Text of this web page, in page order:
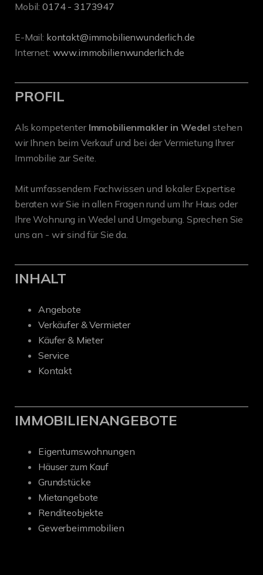
Mobil: 0174 - 3173947
E-Mail: kontakt@immobilienwunderlich.de
Internet: www.immobilienwunderlich.de
PROFIL
Als kompetenter Immobilienmakler in Wedel stehen
wir Ihnen beim Verkauf und bei der Vermietung Ihrer
Immobilie zur Seite.
Mit umfassendem Fachwissen und lokaler Expertise
beraten wir Sie in allen Fragen rund um Ihr Haus oder
Ihre Wohnung in Wedel und Umgebung. Sprechen Sie
uns an - wir sind für Sie da.
INHALT
Angebote
Verkäufer & Vermieter
Käufer & Mieter
Service
Kontakt
IMMOBILIENANGEBOTE
Eigentumswohnungen
Häuser zum Kauf
Grundstücke
Mietangebote
Renditeobjekte
Gewerbeimmobilien